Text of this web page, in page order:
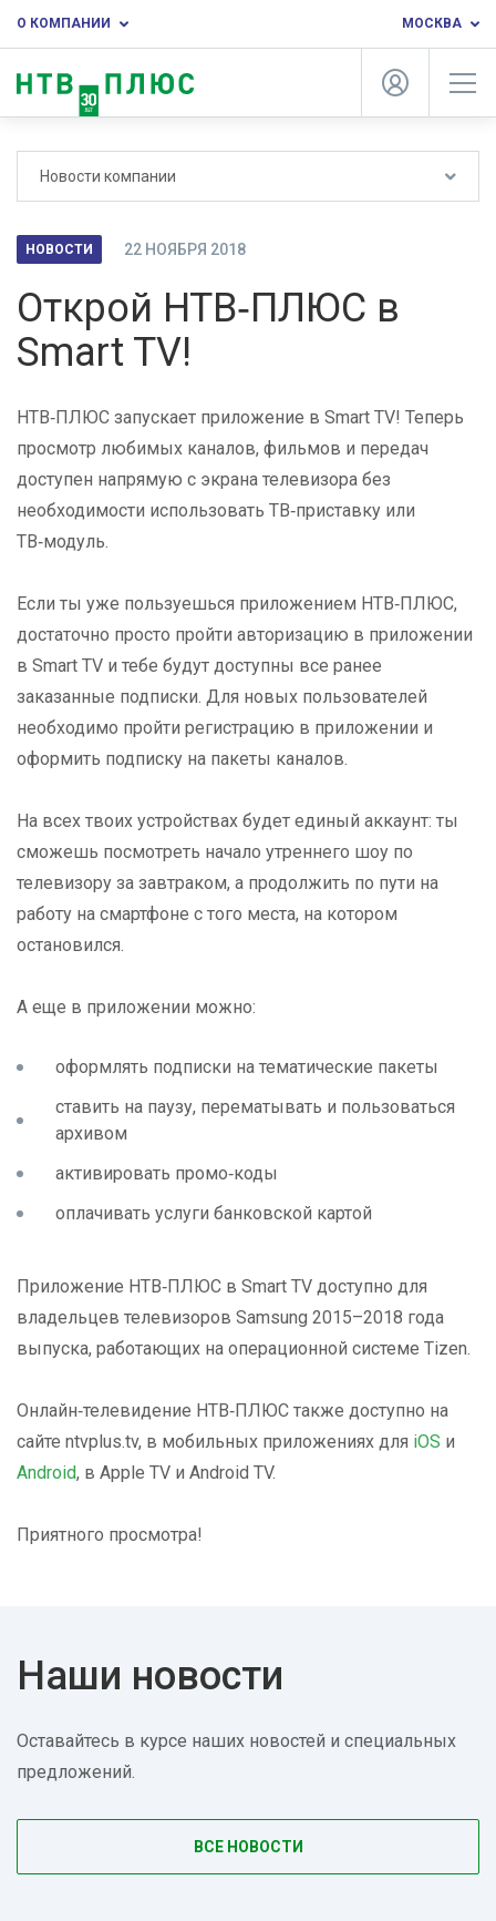
О КОМПАНИИ МОСКВА
Новости компании
НОВОСТИ 22 НОЯБРЯ 2018
Открой НТВ‑ПЛЮС в
Smart TV!
НТВ‑ПЛЮС запускает приложение в Smart TV! Теперь
просмотр любимых каналов, фильмов и передач
доступен напрямую с экрана телевизора без
необходимости использовать ТВ‑приставку или
ТВ‑модуль.
Если ты уже пользуешься приложением НТВ‑ПЛЮС,
достаточно просто пройти авторизацию в приложении
в Smart TV и тебе будут доступны все ранее
заказанные подписки. Для новых пользователей
необходимо пройти регистрацию в приложении и
оформить подписку на пакеты каналов.
На всех твоих устройствах будет единый аккаунт: ты
сможешь посмотреть начало утреннего шоу по
телевизору за завтраком, а продолжить по пути на
работу на смартфоне с того места, на котором
остановился.
А еще в приложении можно:
оформлять подписки на тематические пакеты
ставить на паузу, перематывать и пользоваться
архивом
активировать промо‑коды
оплачивать услуги банковской картой
Приложение НТВ‑ПЛЮС в Smart TV доступно для
владельцев телевизоров Samsung 2015–2018 года
выпуска, работающих на операционной системе Tizen.
Онлайн‑телевидение НТВ‑ПЛЮС также доступно на
сайте ntvplus.tv, в мобильных приложениях для iOS и
Android, в Apple TV и Android TV.
Приятного просмотра!
Наши новости
Оставайтесь в курсе наших новостей и специальных
предложений.
ВСЕ НОВОСТИ